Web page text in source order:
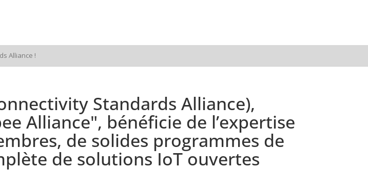
Alliance !
Standards Alliance),
Alliance", bénéficie de l’expertise
de solides programmes de
de solutions IoT ouvertes